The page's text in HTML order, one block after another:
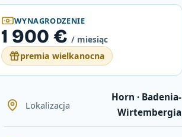
WYNAGRODZENIE
1 900 €/ miesiąc
premia wielkanocna
Lokalizacja
Horn · Badenia-
Wirtembergia